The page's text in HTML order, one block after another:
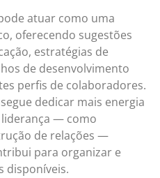
atuar como uma
oferecendo sugestões
estratégias de
de desenvolvimento
perfis de colaboradores.
dedicar mais energia
liderança — como
de relações —
para organizar e
disponíveis.